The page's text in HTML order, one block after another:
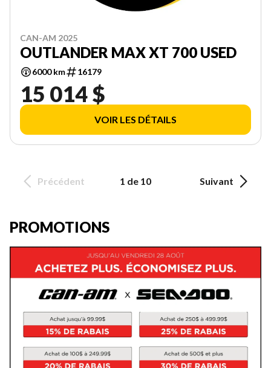
CAN-AM 2025
OUTLANDER MAX XT 700 USED
6000 km 16179
15 014 $
VOIR LES DÉTAILS
Précédent 1 de 10 Suivant
PROMOTIONS